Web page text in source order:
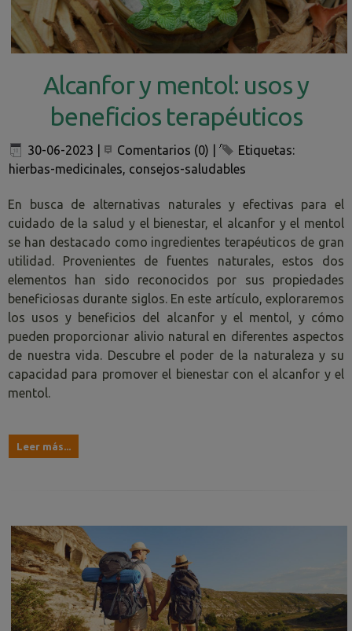
Alcanfor y mentol: usos y
beneficios terapéuticos
30-06-2023 Comentarios (0)
Etiquetas:
hierbas-medicinales, consejos-saludables
En busca de alternativas naturales y efectivas para el
cuidado de la salud y el bienestar, el alcanfor y el mentol
se han destacado como ingredientes terapéuticos de gran
utilidad. Provenientes de fuentes naturales, estos dos
elementos han sido reconocidos por sus propiedades
beneficiosas durante siglos. En este artículo, exploraremos
los usos y beneficios del alcanfor y el mentol, y cómo
pueden proporcionar alivio natural en diferentes aspectos
de nuestra vida. Descubre el poder de la naturaleza y su
capacidad para promover el bienestar con el alcanfor y el
mentol.
Leer más...